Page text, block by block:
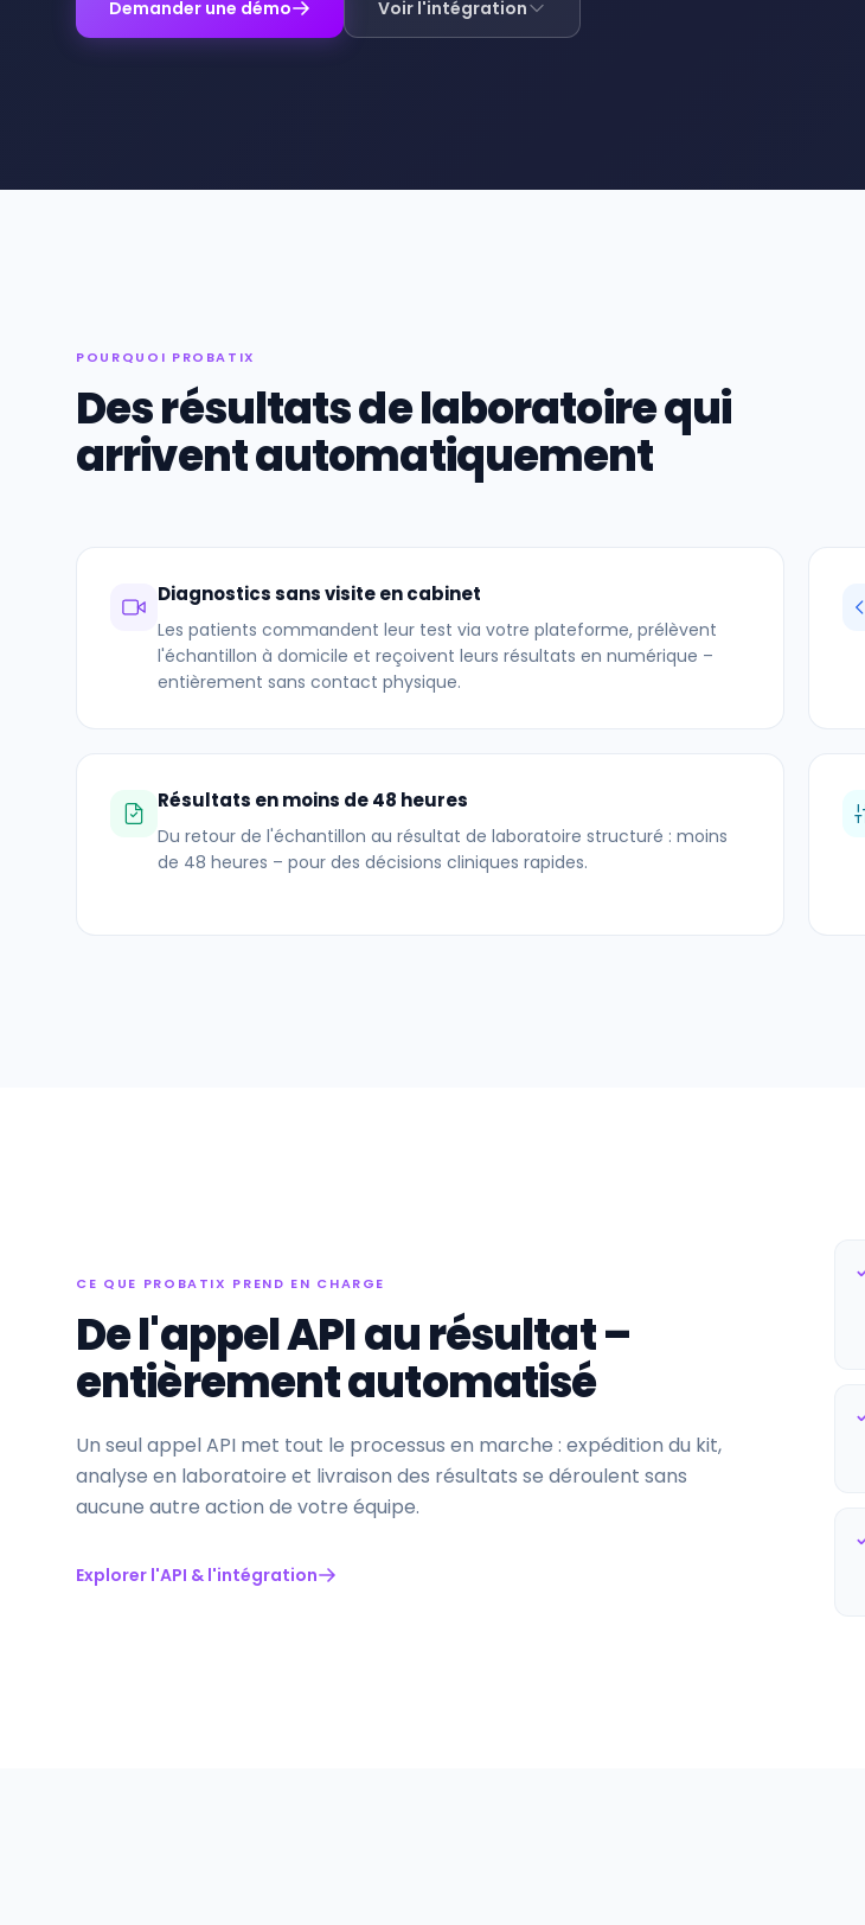
Demander une démo Voir l'intégration
POURQUOI PROBATIX
Des résultats de laboratoire qui
arrivent automatiquement
Diagnostics sans visite en cabinet
Les patients commandent leur test via votre plateforme, prélèvent
l'échantillon à domicile et reçoivent leurs résultats en numérique –
entièrement sans contact physique.
Résultats en moins de 48 heures
Du retour de l'échantillon au résultat de laboratoire structuré : moins
de 48 heures – pour des décisions cliniques rapides.
CE QUE PROBATIX PREND EN CHARGE
De l'appel API au résultat –
entièrement automatisé
Un seul appel API met tout le processus en marche : expédition du kit,
analyse en laboratoire et livraison des résultats se déroulent sans
aucune autre action de votre équipe.
Explorer l'API & l'intégration